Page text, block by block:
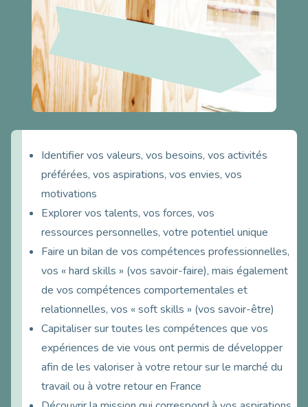
Identifier vos valeurs, vos besoins, vos activités
préférées, vos aspirations, vos envies, vos
motivations
Explorer vos talents, vos forces, vos
ressources personnelles, votre potentiel unique
Faire un bilan de vos compétences professionnelles,
vos « hard skills » (vos savoir-faire), mais également
de vos compétences comportementales et
relationnelles, vos « soft skills » (vos savoir-être)
Capitaliser sur toutes les compétences que vos
expériences de vie vous ont permis de développer
afin de les valoriser à votre retour sur le marché du
travail ou à votre retour en France